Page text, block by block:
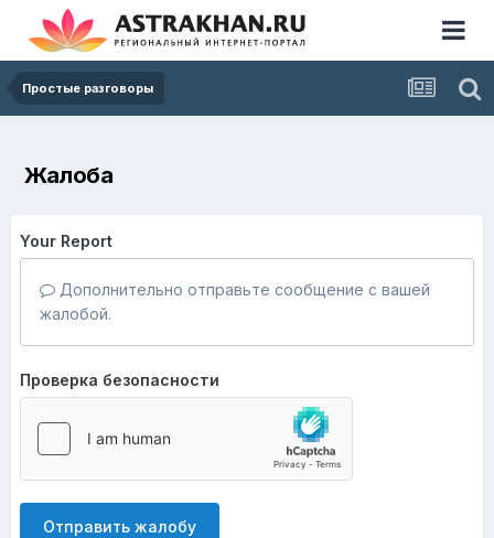
Простые разговоры
Жалоба
Your Report
Дополнительно отправьте сообщение с вашей
жалобой.
Проверка безопасности
Отправить жалобу